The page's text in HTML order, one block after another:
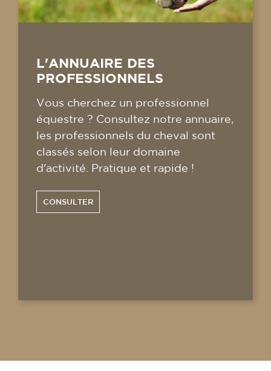
L'ANNUAIRE DES
PROFESSIONNELS
Vous cherchez un professionnel
équestre ? Consultez notre annuaire,
les professionnels du cheval sont
classés selon leur domaine
d'activité. Pratique et rapide !
CONSULTER